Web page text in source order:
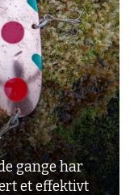
gange har
et effektivt